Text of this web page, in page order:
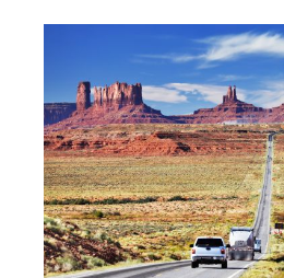
לצפון אמריקהלחצו לרשימת היעדים »